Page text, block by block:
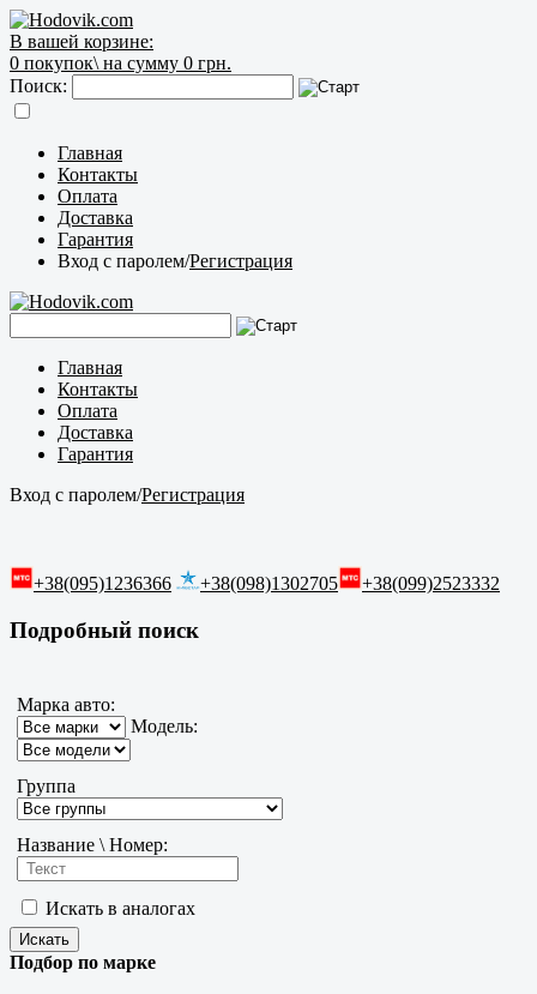
В вашей корзине:
0 покупок\ на сумму 0 грн.
Поиск:
Главная
Контакты
Оплата
Доставка
Гарантия
Вход с паролем/Регистрация
Главная
Контакты
Оплата
Доставка
Гарантия
Вход с паролем/Регистрация
+38(095)1236366 +38(098)1302705 +38(099)2523332
Подробный поиск
Марка авто:
Модель:
Группа
Название \ Номер:
Искать в аналогах
Подбор по марке